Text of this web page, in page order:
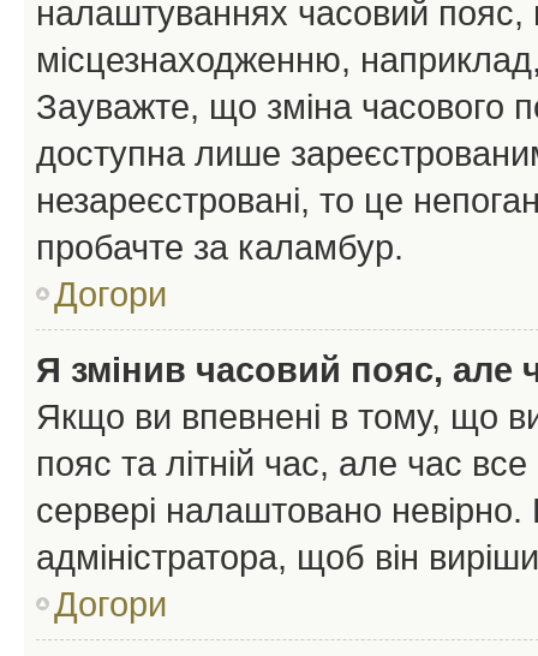
налаштуваннях часовий пояс,
місцезнаходженню,
Зауважте, що зміна часового
доступна лише
незареєстровані, то це
пробачте за каламбур.
Догори
Я змінив часовий пояс, але
Якщо ви впевнені в тому, що
пояс та літній час, але час
сервері налаштовано
адміністратора, щоб він
Догори